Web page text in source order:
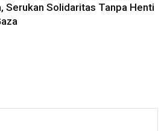
Serukan Solidaritas Tanpa Henti